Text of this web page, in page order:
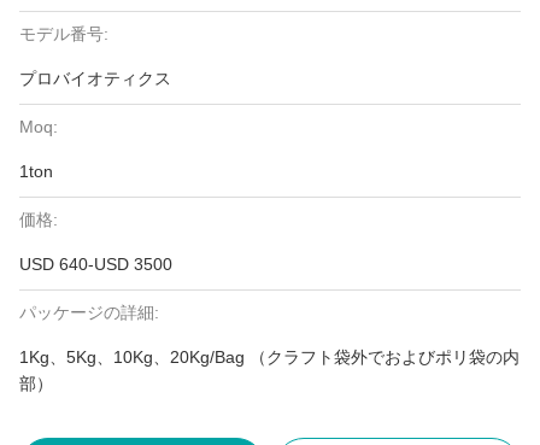
モデル番号:
プロバイオティクス
Moq:
1ton
価格:
USD 640-USD 3500
パッケージの詳細:
1Kg、5Kg、10Kg、20Kg/Bag （クラフト袋外でおよびポリ袋の内
部）